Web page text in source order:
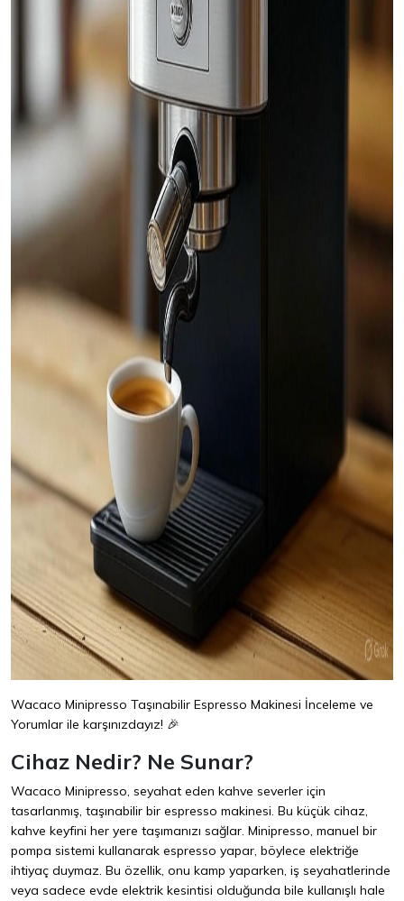
Wacaco Minipresso Taşınabilir Espresso Makinesi İnceleme ve
Yorumlar ile karşınızdayız! 🎉
Cihaz Nedir? Ne Sunar?
Wacaco Minipresso, seyahat eden kahve severler için
tasarlanmış, taşınabilir bir espresso makinesi. Bu küçük cihaz,
kahve keyfini her yere taşımanızı sağlar. Minipresso, manuel bir
pompa sistemi kullanarak espresso yapar, böylece elektriğe
ihtiyaç duymaz. Bu özellik, onu kamp yaparken, iş seyahatlerinde
veya sadece evde elektrik kesintisi olduğunda bile kullanışlı hale